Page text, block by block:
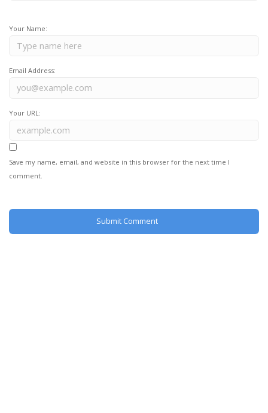
Your Name:
Email Address:
Your URL:
Save my name, email, and website in this browser for the next time I
comment.